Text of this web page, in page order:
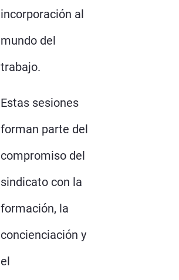
incorporación al
mundo del
trabajo.
Estas sesiones
forman parte del
compromiso del
sindicato con la
formación, la
concienciación y
el